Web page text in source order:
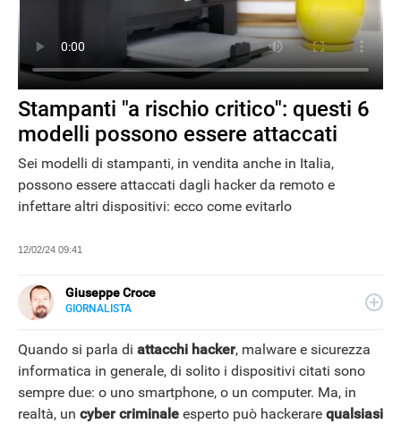
Stampanti "a rischio critico": questi 6
modelli possono essere attaccati
Sei modelli di stampanti, in vendita anche in Italia,
possono essere attaccati dagli hacker da remoto e
infettare altri dispositivi: ecco come evitarlo
12/02/24 09:41
Giuseppe Croce
GIORNALISTA
elettronici e nuove tecnologie applicate al mondo
automotive. È entrato in Libero Tecnologia nel 2018.
Quando si parla di attacchi hacker, malware e sicurezza
informatica in generale, di solito i dispositivi citati sono
sempre due: o uno smartphone, o un computer. Ma, in
realtà, un cyber criminale esperto può hackerare qualsiasi